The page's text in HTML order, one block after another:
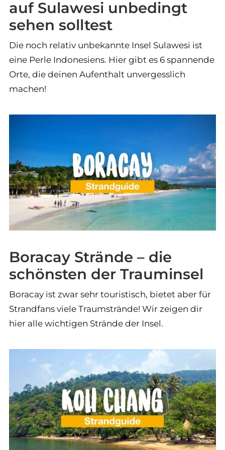
auf Sulawesi unbedingt
sehen solltest
Die noch relativ unbekannte Insel Sulawesi ist
eine Perle Indonesiens. Hier gibt es 6 spannende
Orte, die deinen Aufenthalt unvergesslich
machen!
Boracay Strände – die
schönsten der Trauminsel
Boracay ist zwar sehr touristisch, bietet aber für
Strandfans viele Traumstrände! Wir zeigen dir
hier alle wichtigen Strände der Insel.